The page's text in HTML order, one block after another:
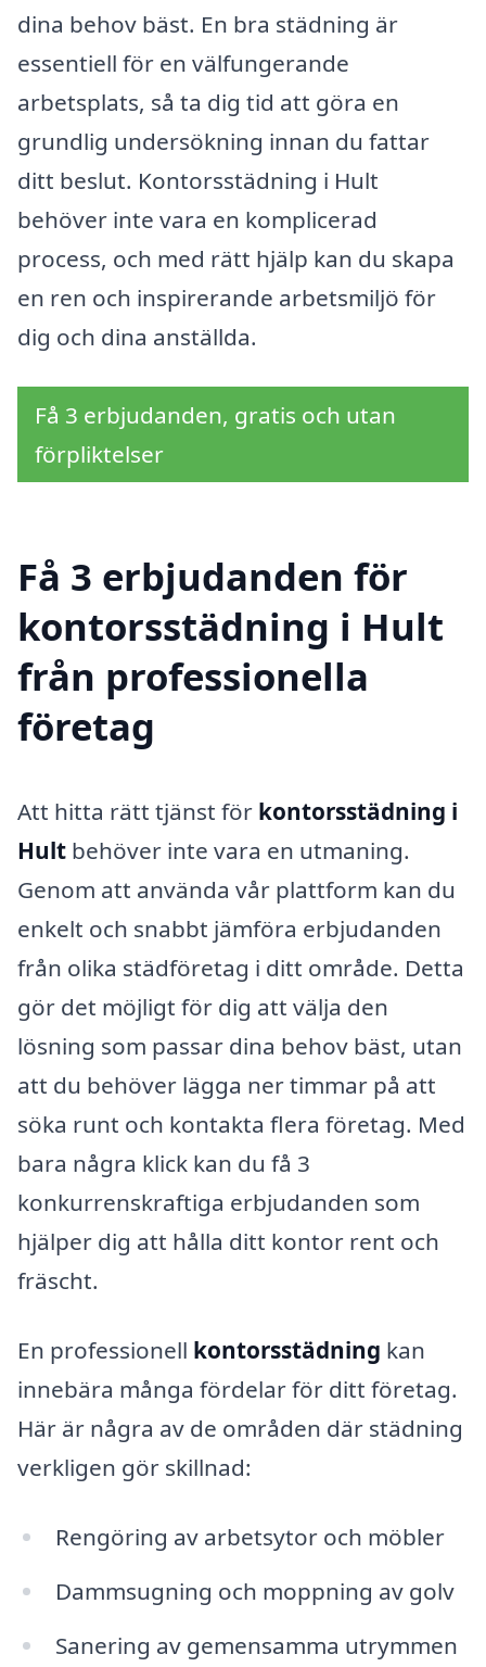
dina behov bäst. En bra städning är
essentiell för en välfungerande
arbetsplats, så ta dig tid att göra en
grundlig undersökning innan du fattar
ditt beslut. Kontorsstädning i Hult
behöver inte vara en komplicerad
process, och med rätt hjälp kan du skapa
en ren och inspirerande arbetsmiljö för
dig och dina anställda.
Få 3 erbjudanden, gratis och utan
förpliktelser
Få 3 erbjudanden för
kontorsstädning i Hult
från professionella
företag
Att hitta rätt tjänst för kontorsstädning i
Hult behöver inte vara en utmaning.
Genom att använda vår plattform kan du
enkelt och snabbt jämföra erbjudanden
från olika städföretag i ditt område. Detta
gör det möjligt för dig att välja den
lösning som passar dina behov bäst, utan
att du behöver lägga ner timmar på att
söka runt och kontakta flera företag. Med
bara några klick kan du få 3
konkurrenskraftiga erbjudanden som
hjälper dig att hålla ditt kontor rent och
fräscht.
En professionell kontorsstädning kan
innebära många fördelar för ditt företag.
Här är några av de områden där städning
verkligen gör skillnad:
Rengöring av arbetsytor och möbler
Dammsugning och moppning av golv
Sanering av gemensamma utrymmen